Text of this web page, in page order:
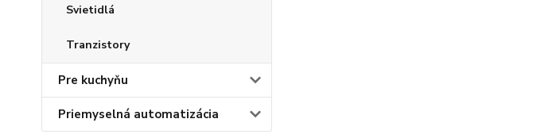
Svietidlá
Tranzistory
Pre kuchyňu
Priemyselná automatizácia